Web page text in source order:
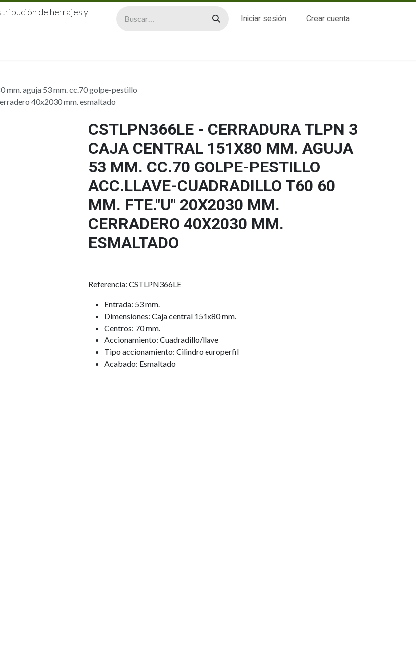
de herrajes y
Iniciar sesión Crear cuenta
mm. aguja 53 mm. cc.70 golpe-pestillo
40x2030 mm. esmaltado
CSTLPN366LE - CERRADURA TLPN 3
CAJA CENTRAL 151X80 MM. AGUJA
53 MM. CC.70 GOLPE-PESTILLO
ACC.LLAVE-CUADRADILLO T60 60
MM. FTE."U" 20X2030 MM.
CERRADERO 40X2030 MM.
ESMALTADO
Referencia: CSTLPN366LE
Entrada: 53 mm.
Dimensiones: Caja central 151x80 mm.
Centros: 70 mm.
Accionamiento: Cuadradillo/llave
Tipo accionamiento: Cilindro europerfil
Acabado: Esmaltado